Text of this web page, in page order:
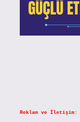
Reklam ve İletişim: